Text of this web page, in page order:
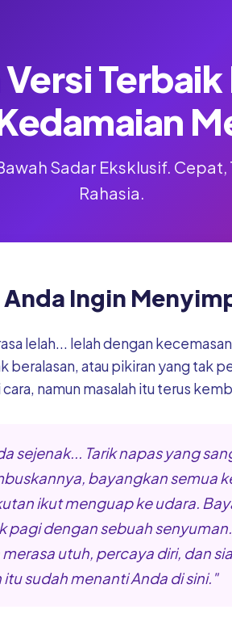
Terbaik
Sadar Eksklusif. Cepat,
Rahasia.
Ingin
lelah... lelah dengan
beralasan, atau pikiran yang tak
namun masalah itu terus
sejenak... Tarik napas yang
bayangkan semua
ikut menguap ke udara.
pagi dengan sebuah
utuh, percaya diri, dan
sudah menanti Anda di sini."